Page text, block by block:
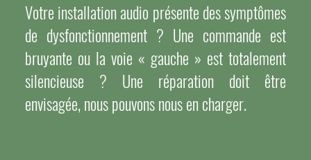
Votre installation audio présente des symptômes
de dysfonctionnement ? Une commande est
bruyante ou la voie « gauche » est totalement
silencieuse ? Une réparation doit être
envisagée, nous pouvons nous en charger.